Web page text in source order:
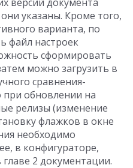
указаны. Кроме того,
варианта, по
файл настроек
сформировать
можно загрузить в
сравнения-
обновлении на
релизы (изменение
флажков в окне
необходимо
в конфигураторе,
2 документации.